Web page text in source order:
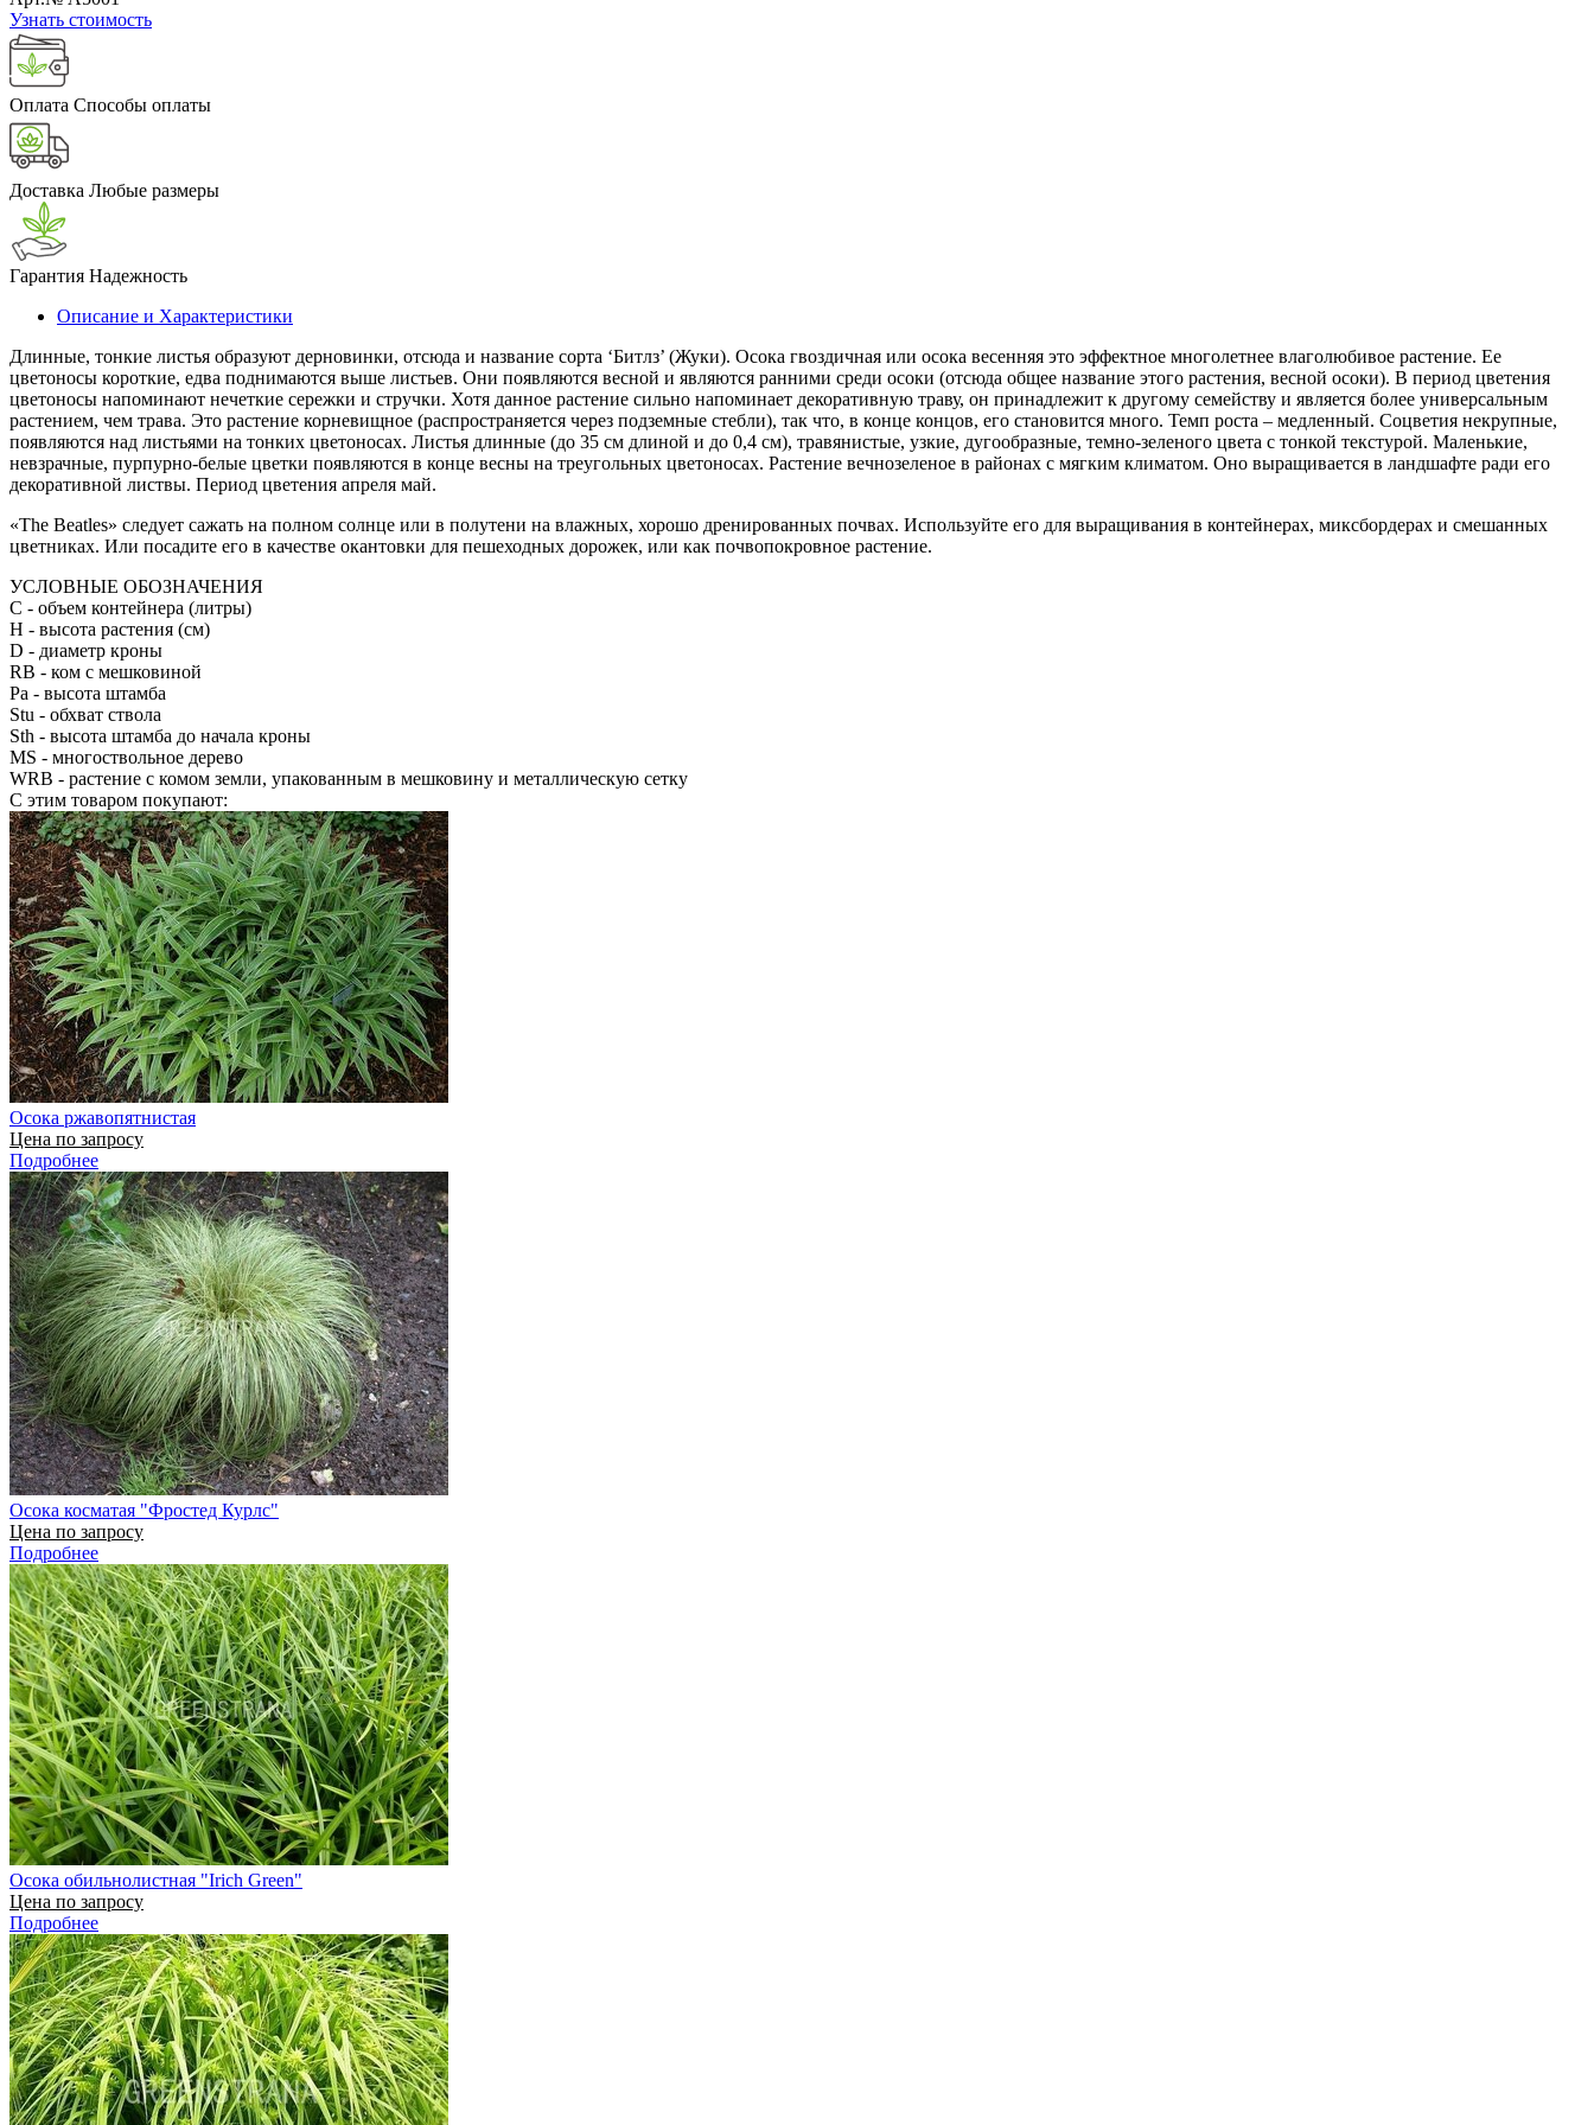
Узнать стоимость
Оплата Способы оплаты
Доставка Любые размеры
Гарантия Надежность
Описание и Характеристики
Длинные, тонкие листья образуют дерновинки, отсюда и название сорта ‘Битлз’ (Жуки). Осока гвоздичная или осока весенняя это эффектное многолетнее влаголюбивое растение. Ее
цветоносы короткие, едва поднимаются выше листьев. Они появляются весной и являются ранними среди осоки (отсюда общее название этого растения, весной осоки). В период цветения
цветоносы напоминают нечеткие сережки и стручки. Хотя данное растение сильно напоминает декоративную траву, он принадлежит к другому семейству и является более универсальным
растением, чем трава. Это растение корневищное (распространяется через подземные стебли), так что, в конце концов, его становится много. Темп роста – медленный. Соцветия некрупные,
появляются над листьями на тонких цветоносах. Листья длинные (до 35 см длиной и до 0,4 см), травянистые, узкие, дугообразные, темно-зеленого цвета с тонкой текстурой. Маленькие,
невзрачные, пурпурно-белые цветки появляются в конце весны на треугольных цветоносах. Растение вечнозеленое в районах с мягким климатом. Оно выращивается в ландшафте ради его
декоративной листвы. Период цветения апреля май.
«The Beatles» следует сажать на полном солнце или в полутени на влажных, хорошо дренированных почвах. Используйте его для выращивания в контейнерах, миксбордерах и смешанных
цветниках. Или посадите его в качестве окантовки для пешеходных дорожек, или как почвопокровное растение.
УСЛОВНЫЕ ОБОЗНАЧЕНИЯ
С - объем контейнера (литры)
H - высота растения (см)
D - диаметр кроны
RB - ком с мешковиной
Pa - высота штамба
Stu - обхват ствола
Sth - высота штамба до начала кроны
MS - многоствольное дерево
WRB - растение с комом земли, упакованным в мешковину и металлическую сетку
С этим товаром покупают:
Осока ржавопятнистая
Цена по запросу
Подробнее
Осока косматая "Фростед Курлс"
Цена по запросу
Подробнее
Осока обильнолистная "Irich Green"
Цена по запросу
Подробнее